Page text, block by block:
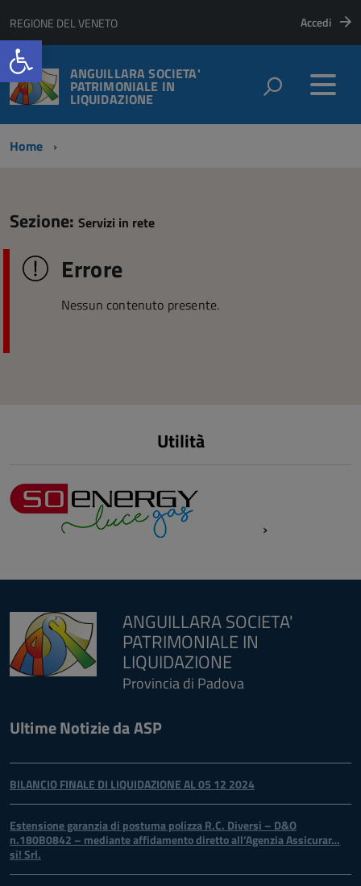
Open toolbar
REGIONE DEL VENETO Accedi
ANGUILLARA SOCIETA'
PATRIMONIALE IN
LIQUIDAZIONE
Home
Sezione: Servizi in rete
Errore
Nessun contenuto presente.
Utilità
ANGUILLARA SOCIETA'
PATRIMONIALE IN
LIQUIDAZIONE
Provincia di Padova
Ultime Notizie da ASP
BILANCIO FINALE DI LIQUIDAZIONE AL 05 12 2024
Estensione garanzia di postuma polizza R.C. Diversi – D&O
n.180B0842 – mediante affidamento diretto all’Agenzia Assicurar…
si! Srl.